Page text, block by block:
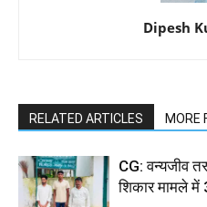
Dipesh
RELATED ARTICLES MORE
CG: वन्यजीव
शिकार मामले में